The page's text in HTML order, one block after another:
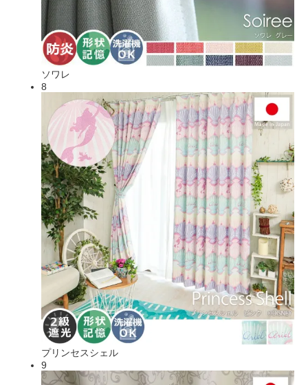
ソワレ
8
プリンセスシェル
9